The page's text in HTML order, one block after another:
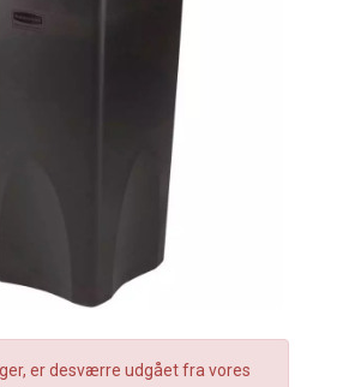
er desværre udgået fra vores